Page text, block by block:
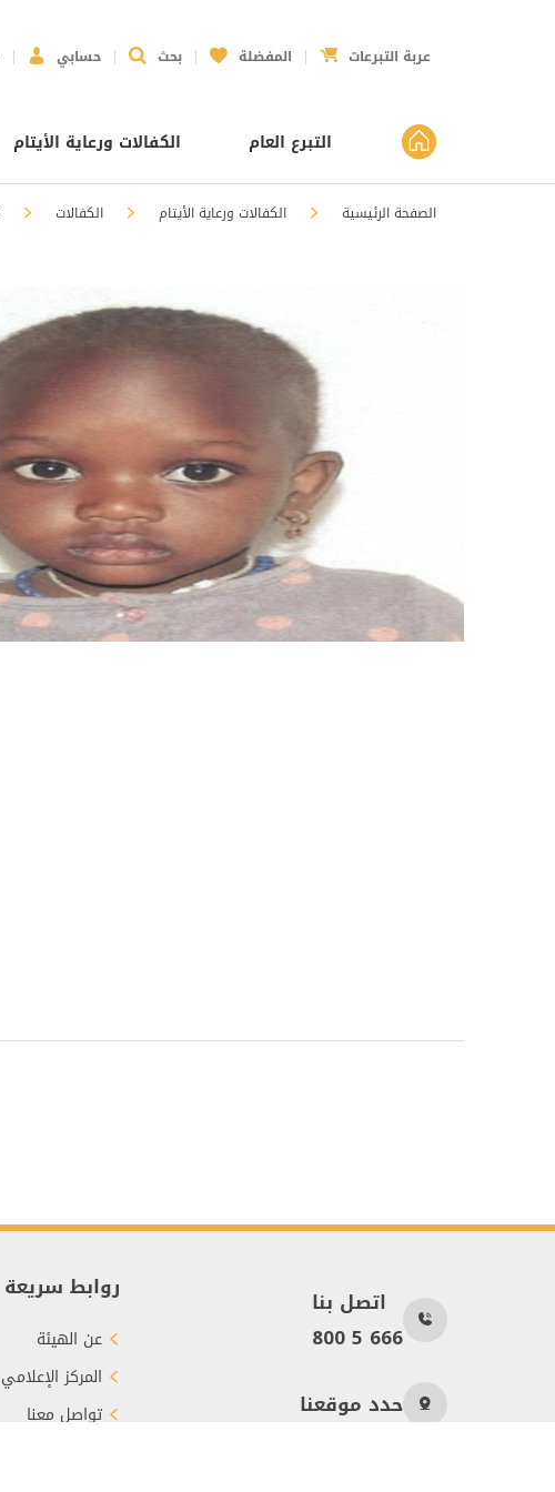
حسابي بحث المفضلة عربة التبرعات
التبرع العام الكفالات ورعاية الأيتام
الصفحة الرئيسية الكفالات ورعاية الأيتام الكفالات
اتصل بنا
800 5 666
حدد موقعنا
روابط سريعة
عن الهيئة
المركز الإعلامي
تواصل معنا